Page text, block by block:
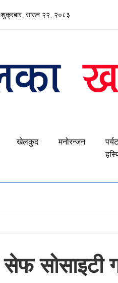
शुक्रबार, साउन २२, २०८३
खेलकुद मनोरन्जन
सेफ